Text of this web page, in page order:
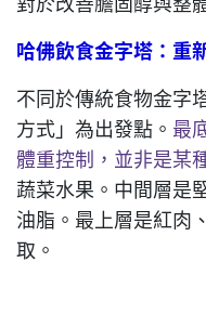
哈佛飲食金字塔：重
不同於傳統食物金字
方式」為出發點。 最
體重控制，並非是某
蔬菜水果。中間層是
油脂。最上層是紅肉
取。